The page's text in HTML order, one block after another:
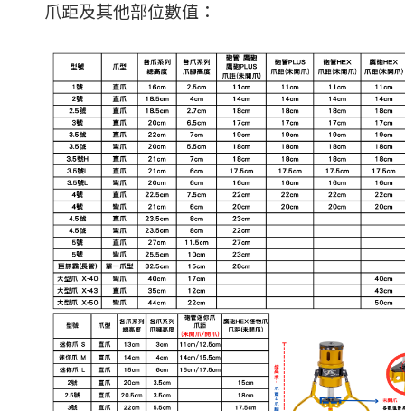
爪距及其他部位數值：